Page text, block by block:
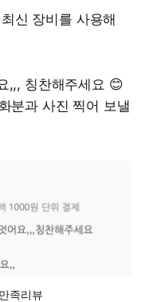
신 장비를 사용해
,,, 칭찬해주세요 😊
분과 사진 찍어 보낼
족리뷰